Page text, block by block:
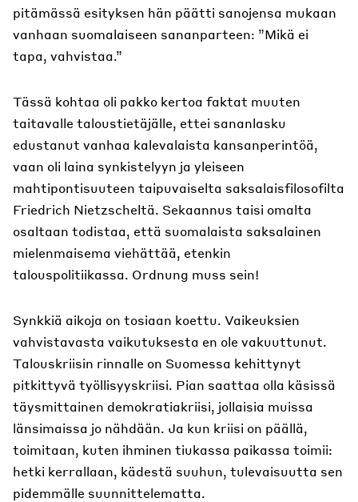
pitämässä esityksen hän päätti sanojensa mukaan
vanhaan suomalaiseen sananparteen: ”Mikä ei
tapa, vahvistaa.”
Tässä kohtaa oli pakko kertoa faktat muuten
taitavalle taloustietäjälle, ettei sananlasku
edustanut vanhaa kalevalaista kansanperintöä,
vaan oli laina synkistelyyn ja yleiseen
mahtipontisuuteen taipuvaiselta saksalaisfilosofilta
Friedrich Nietzscheltä. Sekaannus taisi omalta
osaltaan todistaa, että suomalaista saksalainen
mielenmaisema viehättää, etenkin
talouspolitiikassa. Ordnung muss sein!
Synkkiä aikoja on tosiaan koettu. Vaikeuksien
vahvistavasta vaikutuksesta en ole vakuuttunut.
Talouskriisin rinnalle on Suomessa kehittynyt
pitkittyvä työllisyyskriisi. Pian saattaa olla käsissä
täysmittainen demokratiakriisi, jollaisia muissa
länsimaissa jo nähdään. Ja kun kriisi on päällä,
toimitaan, kuten ihminen tiukassa paikassa toimii:
hetki kerrallaan, kädestä suuhun, tulevaisuutta sen
pidemmälle suunnittelematta.